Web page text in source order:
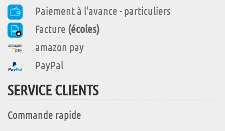
Paiement à l'avance - particuliers
Facture (écoles)
amazon pay
PayPal
SERVICE CLIENTS
Commande rapide